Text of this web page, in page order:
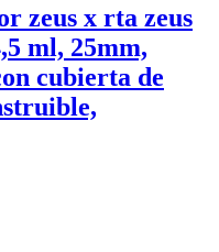
zeus x rta zeus
ml, 25mm,
cubierta de